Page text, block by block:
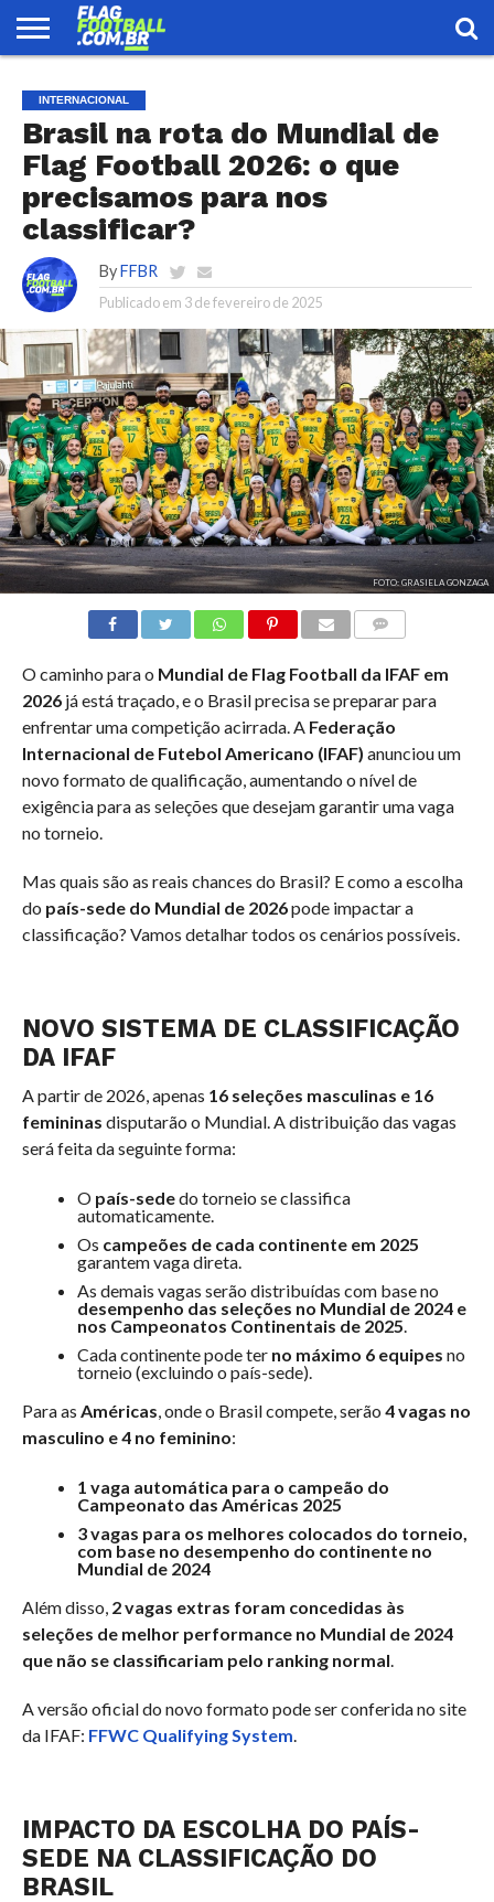
FOOTBALL
ENCONTRE
UMA
EQUIPE
SELEÇÃO
BRASILEIRA
LOJA
INTERNACIONAL
Brasil na rota do Mundial de
Flag Football 2026: o que
precisamos para nos
classificar?
By FFBR
Publicado em 3 de fevereiro de 2025
FOTO: GRASIELA GONZAGA
O caminho para o Mundial de Flag Football da IFAF em
2026já está traçado, e o Brasil precisa se preparar para
enfrentar uma competição acirrada. A Federação
Internacional de Futebol Americano (IFAF) anunciou um
novo formato de qualificação, aumentando o nível de
exigência para as seleções que desejam garantir uma vaga
no torneio.
Mas quais são as reais chances do Brasil? E como a escolha
do país-sede do Mundial de 2026pode impactar a
classificação? Vamos detalhar todos os cenários possíveis.
NOVO SISTEMA DE CLASSIFICAÇÃO
DA IFAF
A partir de 2026, apenas 16 seleções masculinas e 16
femininas disputarão o Mundial. A distribuição das vagas
será feita da seguinte forma:
O país-sededo torneio se classifica
automaticamente.
Os campeões de cada continente em 2025
garantem vaga direta.
As demais vagas serão distribuídas com base no
desempenho das seleções no Mundial de 2024 e
nos Campeonatos Continentais de 2025
Cada continente pode ter no máximo 6 equipes no
torneio (excluindo o país-sede).
Para as Américas , onde o Brasil compete, serão 4 vagas no
masculino e 4 no feminino:
1 vaga automática para o campeão do
Campeonato das Américas 2025
3 vagas para os melhores colocados do torneio,
com base no desempenho do continente no
Mundial de 2024
Além disso, 2 vagas extras foram concedidas às
seleções de melhor performance no Mundial de 2024
que não se classificariam pelo ranking normal
A versão oficial do novo formato pode ser conferida no site
da IFAF: FFWC Qualifying System
IMPACTO DA ESCOLHA DO PAÍS-
SEDE NA CLASSIFICAÇÃO DO
BRASIL